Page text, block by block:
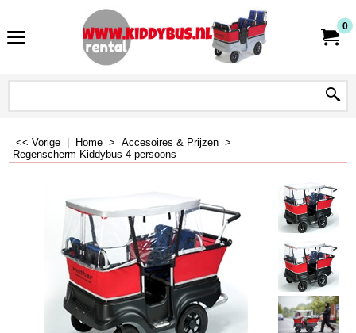
0
<< Vorige Home > Accesoires & Prijzen >
Regenscherm Kiddybus 4 persoons